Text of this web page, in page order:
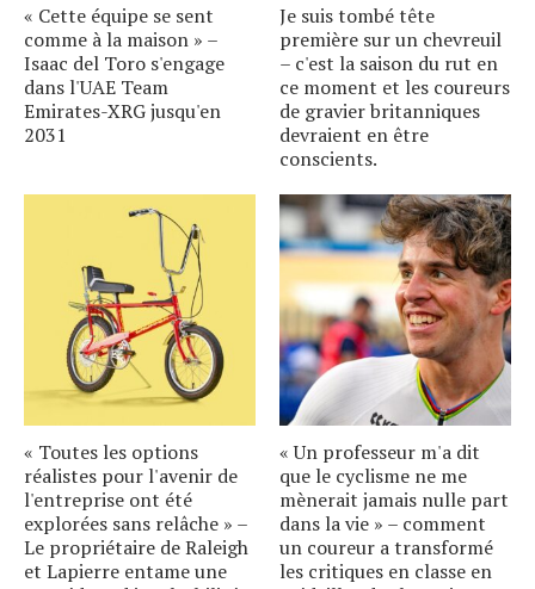
« Cette équipe se sent
comme à la maison » –
Isaac del Toro s'engage
dans l'UAE Team
Emirates-XRG jusqu'en
2031
Je suis tombé tête
première sur un chevreuil
– c'est la saison du rut en
ce moment et les coureurs
de gravier britanniques
devraient en être
conscients.
« Toutes les options
réalistes pour l'avenir de
l'entreprise ont été
explorées sans relâche » –
Le propriétaire de Raleigh
et Lapierre entame une
« Un professeur m'a dit
que le cyclisme ne me
mènerait jamais nulle part
dans la vie » – comment
un coureur a transformé
les critiques en classe en